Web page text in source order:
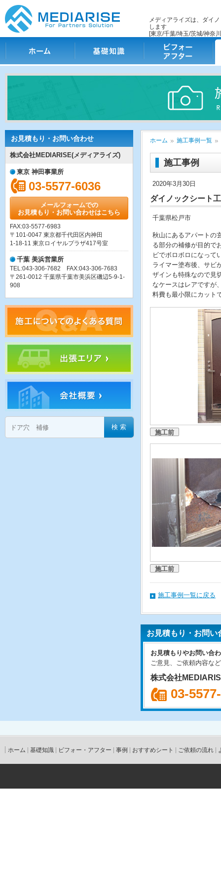
メディアライズは、ダイ
します
[東京/千葉/埼玉/茨城/神奈
ホーム 基礎知識 ビフォー・アフター 施
お見積もり・お問い合わせ
株式会社MEDIARISE(メディアライズ)
東京 神田事業所
03-5577-6036
メールフォームでの
お見積もり・お問い合わせはこちら
FAX:03-5577-6983
〒101-0047 東京都千代田区内神田
1-18-11 東京ロイヤルプラザ417号室
千葉 美浜営業所
TEL:043-306-7682 FAX:043-306-7683
〒261-0012 千葉県千葉市美浜区磯辺5-9-1-
908
ホーム 施工事例一覧
施工事例
2020年3月30日
ダイノックシート
千葉県松戸市
秋山にあるアパートの
る部分の補修が目的で
ビでボロボロになって
ライマー塗布後、サビ
ザインも特殊なので見
なケースはレアですが
料費も最小限にカット
施工前
施工前
施工事例一覧に戻る
お見積もり・お問い
お見積もりやお問い合
ご意見、ご依頼内容な
株式会社
03-
ホーム 基礎知識 ビフォー・アフター 事例 おすすめシート ご依頼の流れ